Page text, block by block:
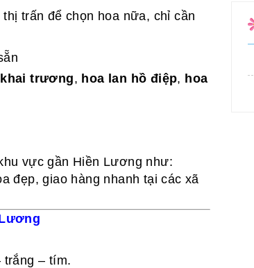
trấn để chọn hoa nữa, chỉ cần
khai trương, hoa lan hồ điệp, hoa
vực gần Hiền Lương như:
đẹp, giao hàng nhanh tại các xã
trắng – tím.